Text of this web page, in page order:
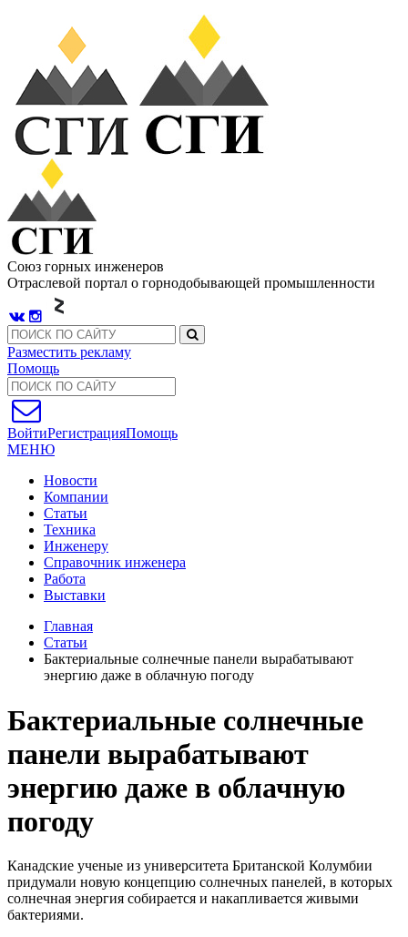
Союз горных инженеров
Отраслевой портал о горнодобывающей промышленности
Разместить рекламу
Помощь
ВойтиРегистрацияПомощь
МЕНЮ
Новости
Компании
Статьи
Техника
Инженеру
Справочник инженера
Работа
Выставки
Главная
Статьи
Бактериальные солнечные панели вырабатывают
энергию даже в облачную погоду
Бактериальные солнечные
панели вырабатывают
энергию даже в облачную
погоду
Канадские ученые из университета Британской Колумбии
придумали новую концепцию солнечных панелей, в которых
солнечная энергия собирается и накапливается живыми
бактериями.